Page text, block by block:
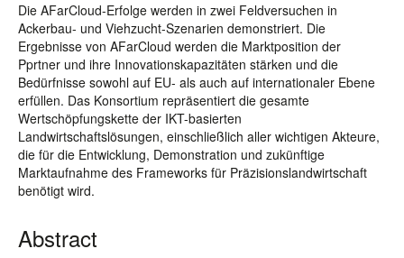
Die AFarCloud-Erfolge werden in zwei Feldversuchen in
Ackerbau- und Viehzucht-Szenarien demonstriert. Die
Ergebnisse von AFarCloud werden die Marktposition der
Pprtner und ihre Innovationskapazitäten stärken und die
Bedürfnisse sowohl auf EU- als auch auf internationaler Ebene
erfüllen. Das Konsortium repräsentiert die gesamte
Wertschöpfungskette der IKT-basierten
Landwirtschaftslösungen, einschließlich aller wichtigen Akteure,
die für die Entwicklung, Demonstration und zukünftige
Marktaufnahme des Frameworks für Präzisionslandwirtschaft
benötigt wird.
Abstract